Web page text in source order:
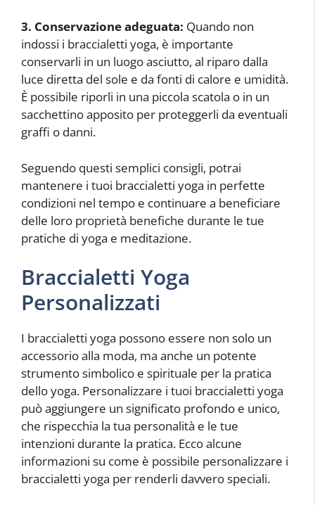
3. Conservazione adeguata: Quando non
indossi i braccialetti yoga, è importante
conservarli in un luogo asciutto, al riparo dalla
luce diretta del sole e da fonti di calore e umidità.
È possibile riporli in una piccola scatola o in un
sacchettino apposito per proteggerli da eventuali
graffi o danni.
Seguendo questi semplici consigli, potrai
mantenere i tuoi braccialetti yoga in perfette
condizioni nel tempo e continuare a beneficiare
delle loro proprietà benefiche durante le tue
pratiche di yoga e meditazione.
Braccialetti Yoga
Personalizzati
I braccialetti yoga possono essere non solo un
accessorio alla moda, ma anche un potente
strumento simbolico e spirituale per la pratica
dello yoga. Personalizzare i tuoi braccialetti yoga
può aggiungere un significato profondo e unico,
che rispecchia la tua personalità e le tue
intenzioni durante la pratica. Ecco alcune
informazioni su come è possibile personalizzare i
braccialetti yoga per renderli davvero speciali.